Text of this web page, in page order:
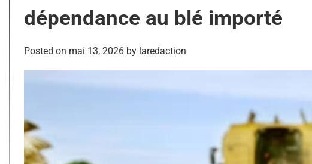
dépendance au blé importé
Posted on mai 13, 2026 by laredaction